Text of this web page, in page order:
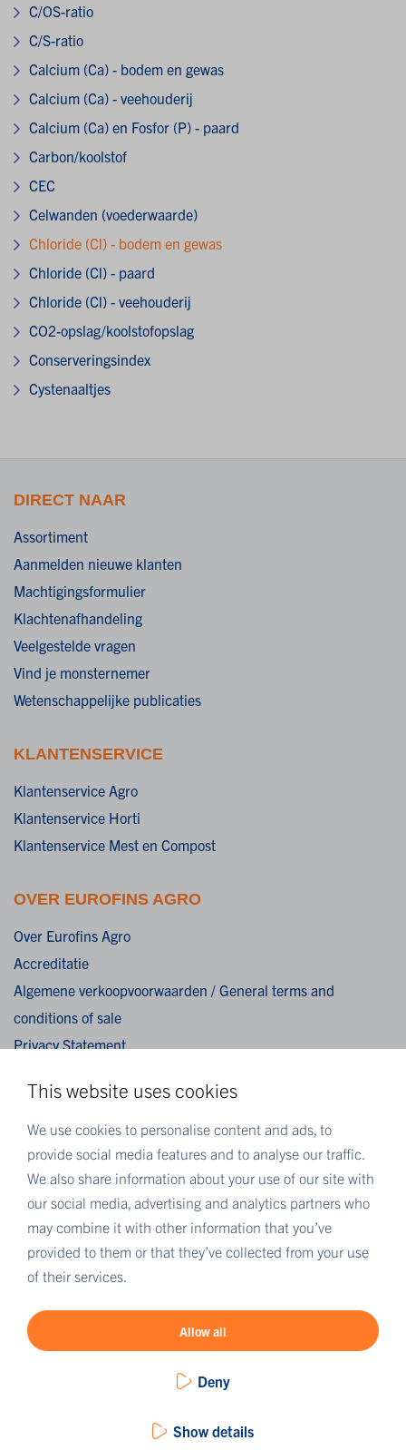
This website uses cookies
We use cookies to personalise content and ads, to
provide social media features and to analyse our traffic.
We also share information about your use of our site with
our social media, advertising and analytics partners who
may combine it with other information that you’ve
provided to them or that they’ve collected from your use
of their services.
Allow all
Deny
Show details
C/OS-ratio
C/S-ratio
Calcium (Ca) - bodem en gewas
Calcium (Ca) - veehouderij
Calcium (Ca) en Fosfor (P) - paard
Carbon/koolstof
CEC
Celwanden (voederwaarde)
Chloride (Cl) - bodem en gewas
Chloride (Cl) - paard
Chloride (Cl) - veehouderij
CO2-opslag/koolstofopslag
Conserveringsindex
Cystenaaltjes
DIRECT NAAR
Assortiment
Aanmelden nieuwe klanten
Machtigingsformulier
Klachtenafhandeling
Veelgestelde vragen
Vind je monsternemer
Wetenschappelijke publicaties
KLANTENSERVICE
Klantenservice Agro
Klantenservice Horti
Klantenservice Mest en Compost
OVER EUROFINS AGRO
Over Eurofins Agro
Accreditatie
Algemene verkoopvoorwaarden / General terms and
conditions of sale
Privacy Statement
Disclaimer
MEER EUROFINS
Eurofins Nederland
Eurofins Scientific public group directory
Eurofins Worldwide map